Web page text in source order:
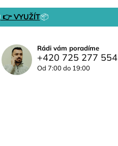
👉 VYUŽÍT📦
Rádi vám poradíme
+420 725 277 554
Od 7:00 do 19:00